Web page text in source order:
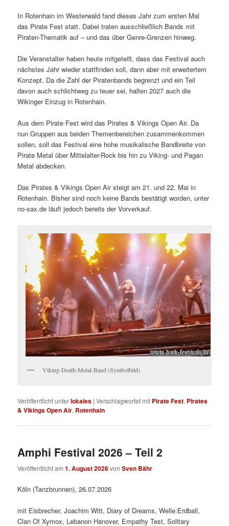
In Rotenhain im Westerwald fand dieses Jahr zum ersten Mal
das Pirate Fest statt. Dabei traten ausschließlich Bands mit
Piraten-Thematik auf – und das über Genre-Grenzen hinweg.
Die Veranstalter haben heute mitgeteilt, dass das Festival auch
nächstes Jahr wieder stattfinden soll, dann aber mit erweitertem
Konzept. Da die Zahl der Piratenbands begrenzt und ein Teil
davon auch schlichtweg zu teuer sei, halten 2027 auch die
Wikinger Einzug in Rotenhain.
Aus dem Pirate Fest wird das Pirates & Vikings Open Air. Da
nun Gruppen aus beiden Themenbereichen zusammenkommen
sollen, soll das Festival eine hohe musikalische Bandbreite von
Pirate Metal über Mittelalter-Rock bis hin zu Viking- und Pagan
Metal abdecken.
Das Pirates & Vikings Open Air steigt am 21. und 22. Mai in
Rotenhain. Bisher sind noch keine Bands bestätigt worden, unter
no-sax.de läuft jedoch bereits der Vorverkauf.
Viking-Death-Metal-Band (Symbolbild)
Veröffentlicht unterlokales |Verschlagwortet mit Pirate Fest, Pirates
& Vikings Open Air, Rotenhain
Amphi Festival 2026 – Teil 2
Veröffentlicht am1. August 2026vonSven Bähr
Köln (Tanzbrunnen), 26.07.2026
mit Eisbrecher, Joachim Witt, Diary of Dreams, Welle:Erdball,
Clan Of Xymox, Lebanon Hanover, Empathy Test, Solitary